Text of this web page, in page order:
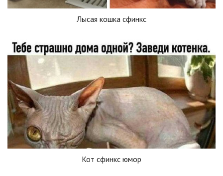
Лысая кошка сфинкс
Кот сфинкс юмор